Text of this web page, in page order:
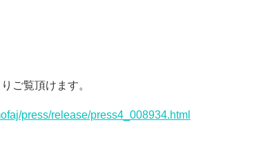
ご覧頂けます。
press/release/press4_008934.html